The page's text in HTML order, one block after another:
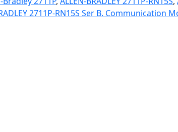
2711P-RN15S Ser B. Communication